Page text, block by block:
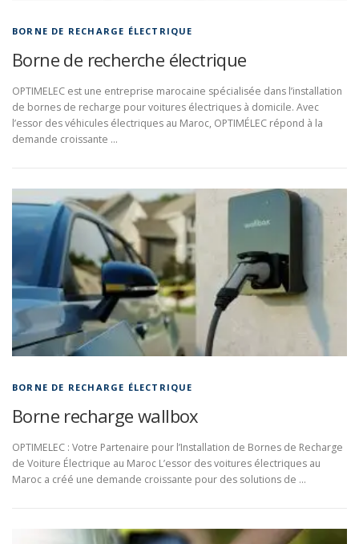
BORNE DE RECHARGE ÉLECTRIQUE
Borne de recherche électrique
OPTIMELEC est une entreprise marocaine spécialisée dans l’installation
de bornes de recharge pour voitures électriques à domicile. Avec
l’essor des véhicules électriques au Maroc, OPTIMÉLEC répond à la
demande croissante …
BORNE DE RECHARGE ÉLECTRIQUE
Borne recharge wallbox
OPTIMELEC : Votre Partenaire pour l’Installation de Bornes de Recharge
de Voiture Électrique au Maroc L’essor des voitures électriques au
Maroc a créé une demande croissante pour des solutions de …